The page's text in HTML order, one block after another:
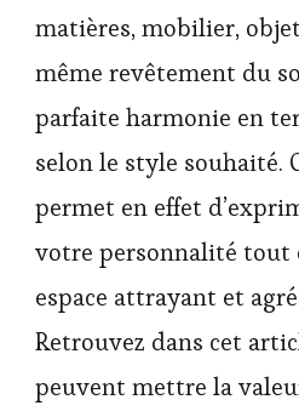
matières, mobilier,
même revêtement du
parfaite harmonie en
selon le style souhaité.
permet en effet
votre personnalité tout
espace attrayant et
Retrouvez dans cet
peuvent mettre la